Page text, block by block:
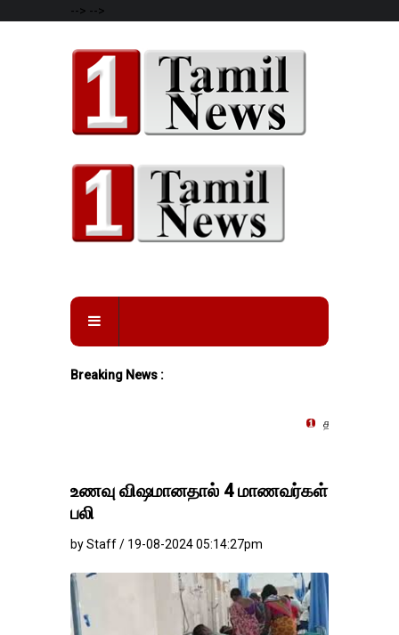
--> -->
Breaking News :
தங்கம்-வெள்ளி விலை
உணவு விஷமானதால் 4 மாணவர்கள்
பலி
by Staff / 19-08-2024 05:14:27pm